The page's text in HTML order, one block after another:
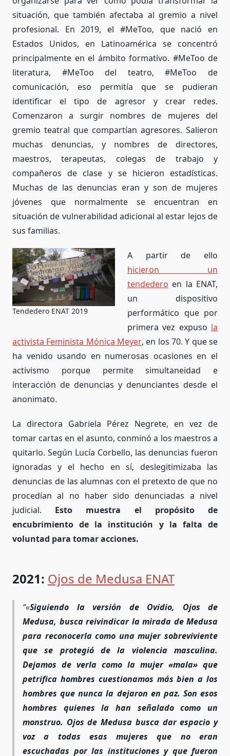
situación, que también afectaba al gremio a nivel
profesional. En 2019, el #MeToo, que nació en
Estados Unidos, en Latinoamérica se concentró
principalmente en el ámbito formativo. #MeToo de
literatura, #MeToo del teatro, #MeToo de
comunicación, eso permitía que se pudieran
identificar el tipo de agresor y crear redes.
Comenzaron a surgir nombres de mujeres del
gremio teatral que compartían agresores. Salieron
muchas denuncias, y nombres de directores,
maestros, terapeutas, colegas de trabajo y
compañeros de clase y se hicieron estadísticas.
Muchas de las denuncias eran y son de mujeres
jóvenes que normalmente se encuentran en
situación de vulnerabilidad adicional al estar lejos de
sus familias.
Tendedero ENAT 2019
A partir de ello
hicieron un
tendedero en la ENAT,
un dispositivo
performático que por
primera vez expuso la
activista Feminista Mónica Meyer, en los 70. Y que se
ha venido usando en numerosas ocasiones en el
activismo porque permite simultaneidad e
interacción de denuncias y denunciantes desde el
anonimato.
La directora Gabriela Pérez Negrete, en vez de
tomar cartas en el asunto, conminó a los maestros a
quitarlo. Según Lucía Corbello, las denuncias fueron
ignoradas y el hecho en sí, deslegitimizaba las
denuncias de las alumnas con el pretexto de que no
procedían al no haber sido denunciadas a nivel
judicial. Esto muestra el propósito de
encubrimiento de la institución y la falta de
voluntad para tomar acciones.
2021: Ojos de Medusa ENAT
«Siguiendo la versión de Ovidio, Ojos de
Medusa, busca reivindicar la mirada de Medusa
para reconocerla como una mujer sobreviviente
que se protegió de la violencia masculina.
Dejamos de verla como la mujer «mala» que
petrifica hombres cuestionamos más bien a los
hombres que nunca la dejaron en paz. Son esos
hombres quienes la han señalado como un
monstruo. Ojos de Medusa busca dar espacio y
voz a todas esas mujeres que no eran
escuchadas por las instituciones y que fueron